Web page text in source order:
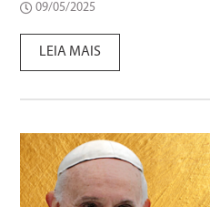
09/05/2025
LEIA MAIS